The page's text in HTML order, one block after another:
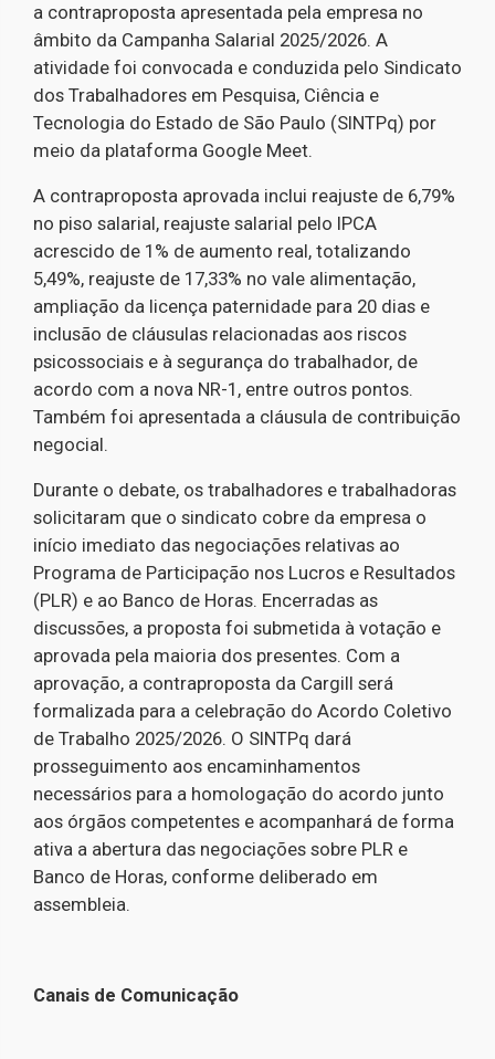
a contraproposta apresentada pela empresa no
âmbito da Campanha Salarial 2025/2026. A
atividade foi convocada e conduzida pelo Sindicato
dos Trabalhadores em Pesquisa, Ciência e
Tecnologia do Estado de São Paulo (SINTPq) por
meio da plataforma Google Meet.
A contraproposta aprovada inclui reajuste de 6,79%
no piso salarial, reajuste salarial pelo IPCA
acrescido de 1% de aumento real, totalizando
5,49%, reajuste de 17,33% no vale alimentação,
ampliação da licença paternidade para 20 dias e
inclusão de cláusulas relacionadas aos riscos
psicossociais e à segurança do trabalhador, de
acordo com a nova NR-1, entre outros pontos.
Também foi apresentada a cláusula de contribuição
negocial.
Durante o debate, os trabalhadores e trabalhadoras
solicitaram que o sindicato cobre da empresa o
início imediato das negociações relativas ao
Programa de Participação nos Lucros e Resultados
(PLR) e ao Banco de Horas. Encerradas as
discussões, a proposta foi submetida à votação e
aprovada pela maioria dos presentes. Com a
aprovação, a contraproposta da Cargill será
formalizada para a celebração do Acordo Coletivo
de Trabalho 2025/2026. O SINTPq dará
prosseguimento aos encaminhamentos
necessários para a homologação do acordo junto
aos órgãos competentes e acompanhará de forma
ativa a abertura das negociações sobre PLR e
Banco de Horas, conforme deliberado em
assembleia.
Canais de Comunicação